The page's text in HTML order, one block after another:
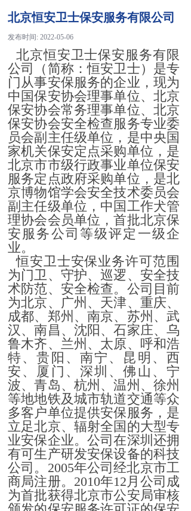
北京恒安卫士保安服务有限公司
发布时间: 2022-05-06
北京恒安卫士保安服务有限
公司（简称：恒安卫士）是专
门从事安保服务的企业，现为
中国保安协会理事单位、北京
保安协会常务理事单位、北京
保安协会安全检查服务专业委
员会副主任级单位，是中央国
家机关保安定点采购单位，是
北京市市级行政事业单位保安
服务定点政府采购单位，是北
京博物馆学会安全技术委员会
副主任级单位，中国工作犬管
理协会会员单位，首批北京保
安服务公司等级评定一级企
业。
恒安卫士安保业务许可范围
为门卫、守护、巡逻、安全技
术防范、安全检查。公司目前
为北京、广州、天津、重庆、
成都、郑州、南京、苏州、武
汉、南昌、沈阳、石家庄、乌
鲁木齐、兰州、太原、呼和浩
特、贵阳、南宁、昆明、西
安、厦门、深圳、佛山、宁
波、青岛、杭州、温州、徐州
等地地铁及城市轨道交通等众
多客户单位提供安保服务，是
立足北京、辐射全国的大型专
业安保企业。公司在深圳还拥
有可生产研发安保设备的科技
公司。2005年公司经北京市工
商局注册。2010年12月公司成
为首批获得北京市公安局审核